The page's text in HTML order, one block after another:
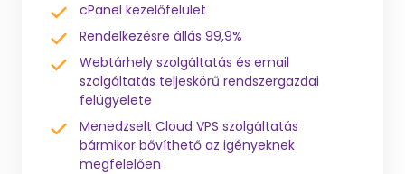
cPanel kezelőfelület
Rendelkezésre állás 99,9%
Webtárhely szolgáltatás és email
szolgáltatás teljeskörű rendszergazdai
felügyelete
Menedzselt Cloud VPS szolgáltatás
bármikor bővíthető az igényeknek
megfelelően